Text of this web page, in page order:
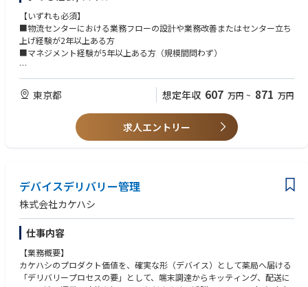
【働き方】
・月1～2回程度、関西・中部エリアへの出張があります。
・週1日以上の在宅勤務が可能です。
▼丸紅ロジスティクスの歩みと特徴
当社は2015年に国際フォワーディング事業会社と、国内物流センター・共
大の特徴です。
また総合商社丸紅グループの物流会社であることから、商流機能や国内・
海外のネットワークなど、丸紅の総合力を活かしたグローバルサプライチ
ェーンとしてお客様の課題解決が可能です。
ペットフード関連商品の国内取扱いにおいてはトップシェアを誇る当社。
それらの経験を活かしながら様々な業界特有の課題を検証し、個社最適か
ら業界全体の最適化へ、業界共通の課題に主要なプレーヤーと共同で取り
■現場検証及び課題抽出
■業務改善提案（作業効率化による工数削減提案等）
■新規物流センターの設計～稼働の支援
■データ分析作業（Excel等）
■新システム導入の推進 等
◎常時複数拠点のPJTが動いており、一人につき 3～4 の物流拠点担当を想
定
物流センターへは2カ月に1回、1週間程度の出張をし現場のヒアリングや
年に数回休日出勤が発生する可能性がありますが、事前に振り替えの休日
を指定してから出勤となりますので、ご安心ください。
【いずれも必須】
■物流センターにおける業務フローの設計や業務改善またはセンター立ち
上げ経験が2年以上ある方
■マネジメント経験が5年以上ある方（規模間問わず）
【歓迎】
■倉庫における実務・管理業務のご経験（目安：5年程度）
■物流システムまたはマテハンの設計・導入に携わったご経験
■業務改善やプロジェクト推進に関わったご経験
【応募者へのメッセージ】
評価と業績評価にて基準を満たせば、在籍年次によらず昇格できる制度に
なっています。
▶ 自分で考えた内容を提案し、形にしていけるポジション！
倉庫のレイアウト検討から、マテハン導入を含めた運用設計まで、一連
のプロセスに主体的に関わることができます。現場や関係部署と連携しな
がら、自分で考えた内容を提案し、実際の運用として形にしていける点
は、このポジションならではの大きな魅力です。
東京都 想定年収 607 万円 ~ 871 万円
求人エントリー
デバイスデリバリー管理
株式会社カケハシ
仕事内容
【業務概要】
カケハシのプロダクト価値を、確実な形（デバイス）として薬局へ届ける
「デリバリープロセスの要」として、端末調達からキッティング、配送に